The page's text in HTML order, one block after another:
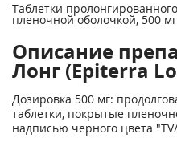
Таблетки
пленочной оболочкой, 500
Описание
Лонг (Epiterra
Дозировка 500 мг:
таблетки, покрытые
надписью черного цвета